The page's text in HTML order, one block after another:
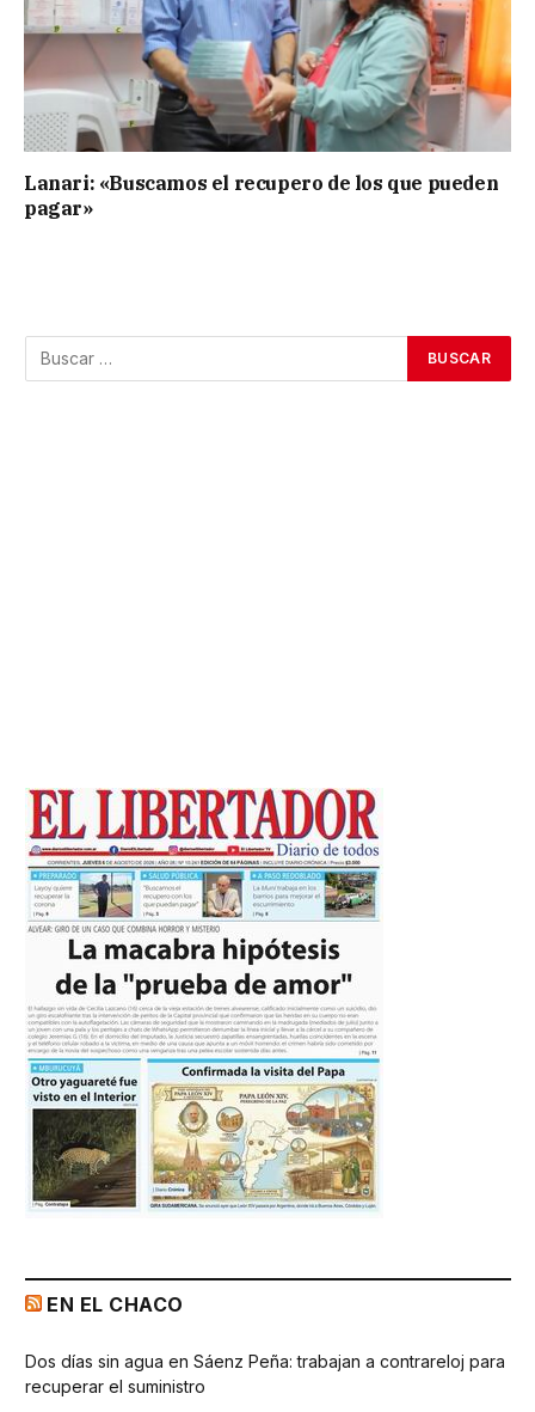
Lanari: «Buscamos el recupero de los que pueden
pagar»
EN EL CHACO
Dos días sin agua en Sáenz Peña: trabajan a contrareloj para
recuperar el suministro